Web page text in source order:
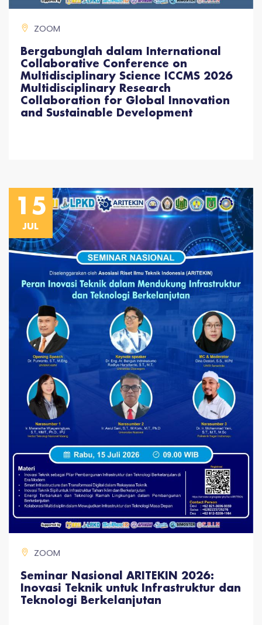
ZOOM
Bergabunglah dalam International
Collaborative Conference on
Multidisciplinary Science ICCMS 2026
Multidisciplinary Research
Collaboration for Global Innovation
and Sustainable Development
15
JUL
ZOOM
Seminar Nasional ARITEKIN 2026:
Inovasi Teknik untuk Infrastruktur dan
Teknologi Berkelanjutan